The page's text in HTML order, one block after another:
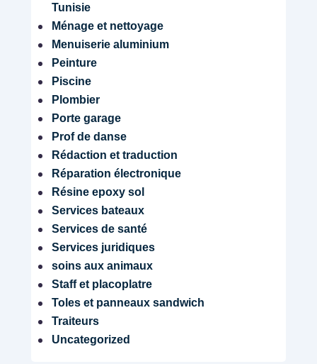
Tunisie
Ménage et nettoyage
Menuiserie aluminium
Peinture
Piscine
Plombier
Porte garage
Prof de danse
Rédaction et traduction
Réparation électronique
Résine epoxy sol
Services bateaux
Services de santé
Services juridiques
soins aux animaux
Staff et placoplatre
Toles et panneaux sandwich
Traiteurs
Uncategorized